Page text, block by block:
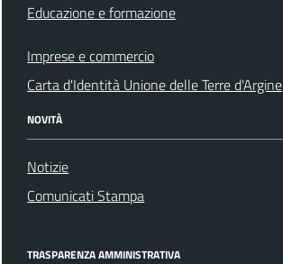
Educazione e formazione
Imprese e commercio
Carta d'Identità Unione delle Terre d'Argine
NOVITÀ
Notizie
Comunicati Stampa
TRASPARENZA AMMINISTRATIVA